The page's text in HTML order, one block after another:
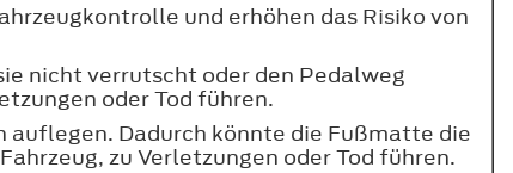
und erhöhen das Risiko von
nicht verrutscht oder den Pedalweg
oder Tod führen.
Dadurch könnte die Fußmatte die
zu Verletzungen oder Tod führen.